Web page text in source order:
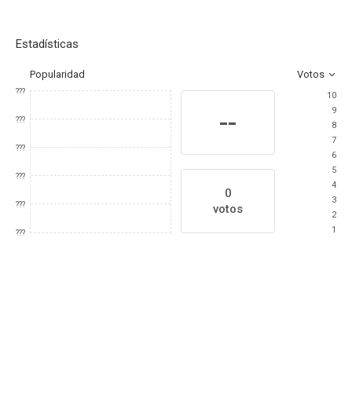
Estadísticas
Popularidad Votos
???
???
???
???
???
???
--
0
votos
10
9
8
7
6
5
4
3
2
1